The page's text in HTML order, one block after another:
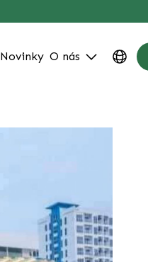
Novinky O nás